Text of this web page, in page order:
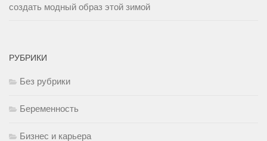
создать модный образ этой зимой
РУБРИКИ
Без рубрики
Беременность
Бизнес и карьера